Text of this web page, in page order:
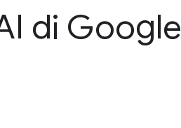
di Google